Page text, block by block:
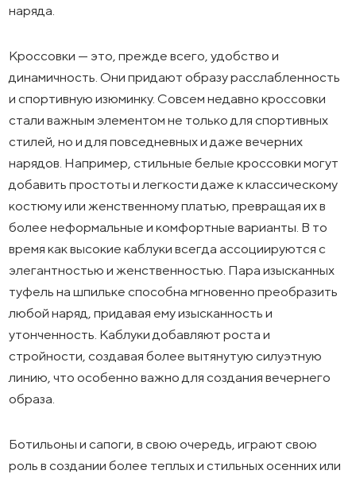
наряда.
Кроссовки — это, прежде всего, удобство и
динамичность. Они придают образу расслабленность
и спортивную изюминку. Совсем недавно кроссовки
стали важным элементом не только для спортивных
стилей, но и для повседневных и даже вечерних
нарядов. Например, стильные белые кроссовки могут
добавить простоты и легкости даже к классическому
костюму или женственному платью, превращая их в
более неформальные и комфортные варианты. В то
время как высокие каблуки всегда ассоциируются с
элегантностью и женственностью. Пара изысканных
туфель на шпильке способна мгновенно преобразить
любой наряд, придавая ему изысканность и
утонченность. Каблуки добавляют роста и
стройности, создавая более вытянутую силуэтную
линию, что особенно важно для создания вечернего
образа.
Ботильоны и сапоги, в свою очередь, играют свою
роль в создании более теплых и стильных осенних или